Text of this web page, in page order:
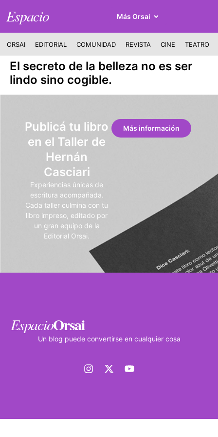
Espacio Más Orsai
ORSAI EDITORIAL COMUNIDAD REVISTA CINE TEATRO
El secreto de la belleza no es ser
lindo sino cogible.
Publicá tu libro
en el Taller de
Hernán
Casciari
Experiencias únicas de
escritura acompañada.
Cada taller culmina con tu
libro impreso, editado por
un gran equipo de la
Editorial Orsai.
Más información
EspacioOrsai
Un blog puede convertirse en cualquier cosa